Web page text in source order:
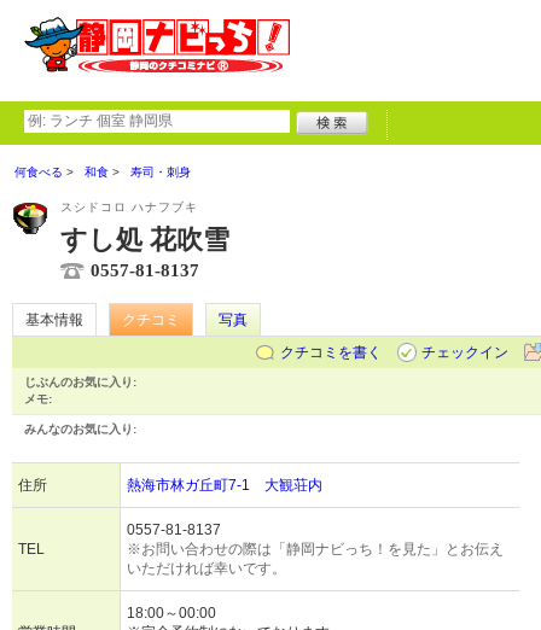
何食べる 和食 寿司・刺身
スシドコロ ハナフブキ
すし処 花吹雪
0557-81-8137
基本情報 クチコミ
写真
クチコミを書く
チェックイン
じぶんのお気に入り:
メモ:
みんなのお気に入り:
住所 熱海市林ガ丘町7-1 大観荘内
TEL
0557-81-8137
※お問い合わせの際は「静岡ナビっち！を見た」とお伝え
いただければ幸いです。
18:00～00:00